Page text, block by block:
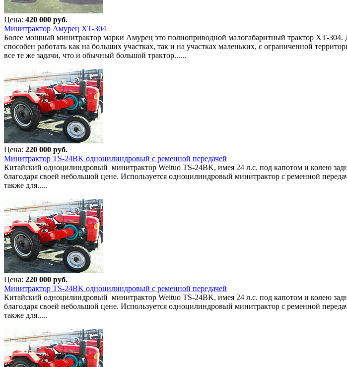
Цена: 420 000 руб.
Минитрактор Амурец XT-304
Более мощный минитрактор марки Амурец это полноприводной малогабаритный трактор ХТ-
способен работать как на больших участках, так и на участках маленьких, с ограниченной
все те же задачи, что и обычный большой трактор......
Цена: 220 000 руб.
Минитрактор TS-24BK одноцилиндровый с ременной передачей
Китайский одноцилиндровый минитрактор Weituo TS-24BK, имея 24 л.с. под капотом и колею
благодаря своей небольшой цене. Используется одноцилиндровый минитрактор с ременной
также для.....
Цена: 220 000 руб.
Минитрактор TS-24BK одноцилиндровый с ременной передачей
Китайский одноцилиндровый минитрактор Weituo TS-24BK, имея 24 л.с. под капотом и колею
благодаря своей небольшой цене. Используется одноцилиндровый минитрактор с ременной
также для.....